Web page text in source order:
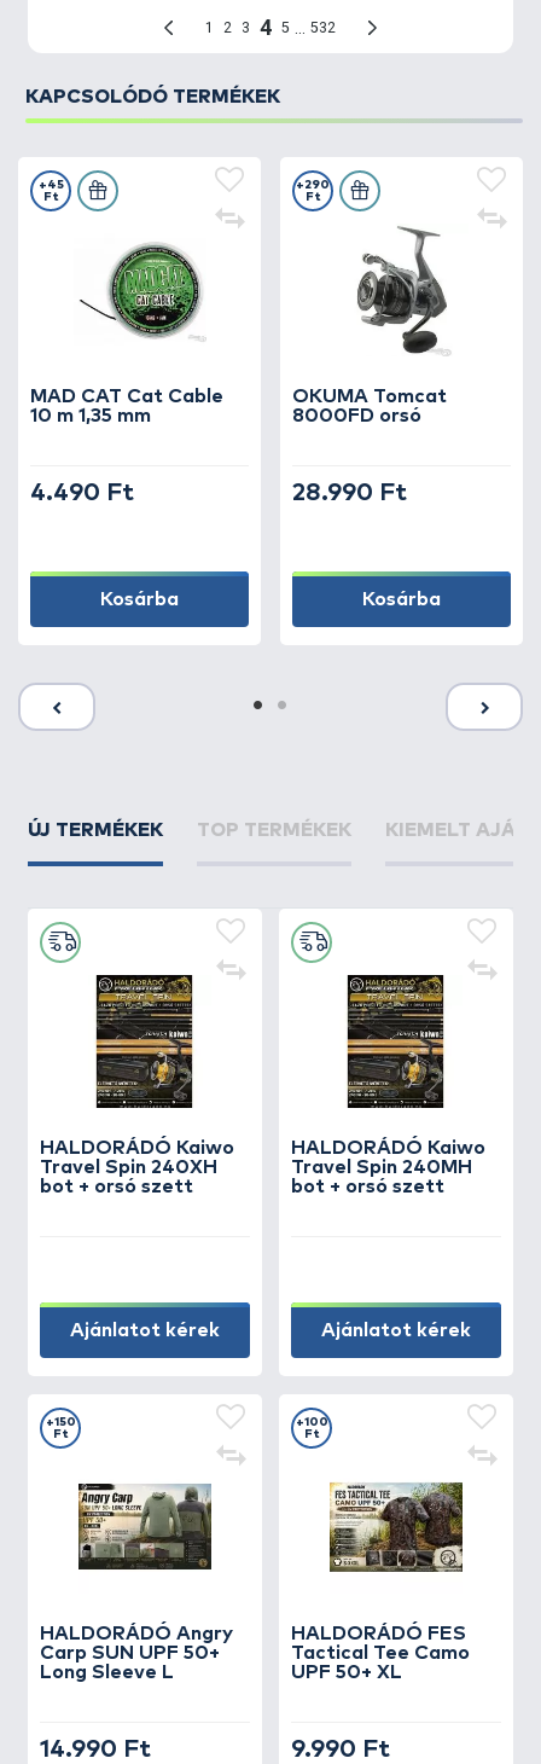
KAPCSOLÓDÓ TERMÉKEK
MAD CAT Cat Cable
10 m 1,35 mm
+45
Ft
4.490 Ft
Kosárba
OKUMA Tomcat
8000FD orsó
+290
Ft
28.990 Ft
Kosárba
ÚJ TERMÉKEK TOP TERMÉKEK KIEMELT
HALDORÁDÓ Kaiwo
Travel Spin 240XH
bot + orsó szett
Ajánlatot kérek
HALDORÁDÓ Kaiwo
Travel Spin 240MH
bot + orsó szett
Ajánlatot kérek
HALDORÁDÓ Angry
Carp SUN UPF 50+
Long Sleeve L
+150
Ft
14.990 Ft
HALDORÁDÓ FES
Tactical Tee Camo
UPF 50+ XL
+100
Ft
9.990 Ft